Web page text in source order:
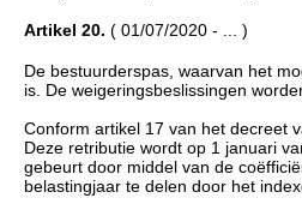
Artikel 20. ( 01/07/2020 - ... )
De bestuurderspas, waarvan het
is. De weigeringsbeslissingen
Conform artikel 17 van het decreet
Deze retributie wordt op 1 januari
gebeurt door middel van de
belastingjaar te delen door het